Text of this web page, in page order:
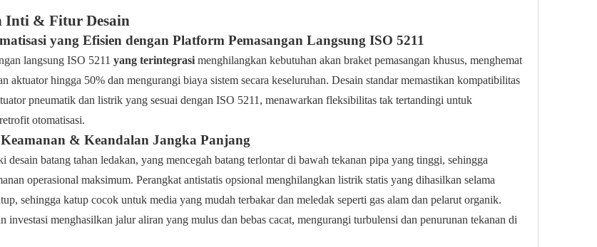
Inti & Fitur Desain
yang Efisien dengan Platform Pemasangan Langsung ISO 5211
langsung ISO 5211 yang terintegrasi menghilangkan kebutuhan akan braket pemasangan khusus, menghemat
aktuator hingga 50% dan mengurangi biaya sistem secara keseluruhan. Desain standar memastikan kompatibilitas
pneumatik dan listrik yang sesuai dengan ISO 5211, menawarkan fleksibilitas tak tertandingi untuk
otomatisasi.
& Keandalan Jangka Panjang
batang tahan ledakan, yang mencegah batang terlontar di bawah tekanan pipa yang tinggi, sehingga
operasional maksimum. Perangkat antistatis opsional menghilangkan listrik statis yang dihasilkan selama
sehingga katup cocok untuk media yang mudah terbakar dan meledak seperti gas alam dan pelarut organik.
investasi menghasilkan jalur aliran yang mulus dan bebas cacat, mengurangi turbulensi dan penurunan tekanan di